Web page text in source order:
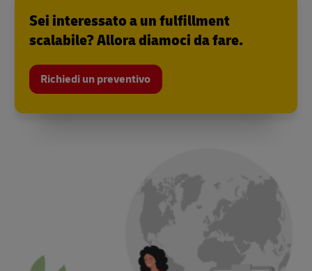
Sei interessato a un fulfillment
scalabile? Allora diamoci da fare.
Richiedi un preventivo